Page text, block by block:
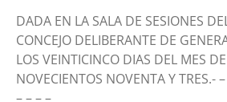
DADA EN LA SALA DE SESIONES
CONCEJO DELIBERANTE DE
LOS VEINTICINCO DIAS DEL MES
NOVECIENTOS NOVENTA Y TRES.-
– – – –